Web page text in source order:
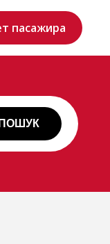
пасажира
ПОШУК